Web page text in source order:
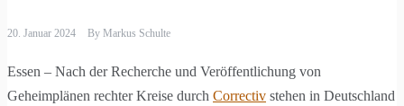
20. Januar 2024 By Markus Schulte
Essen – Nach der Recherche und Veröffentlichung von
Geheimplänen rechter Kreise durch Correctiv stehen in Deutschland